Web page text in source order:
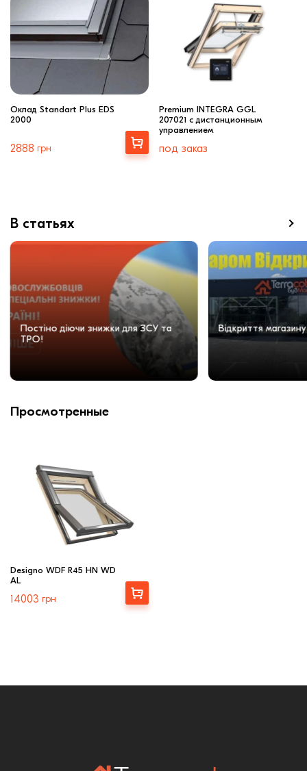
Оклад Standart Plus EDS
2000
2888 грн
Выбрать
Premium INTEGRA GGL
207021 с дистанционным
управлением
под заказ
В статьях
Постіно діючи знижки для ЗСУ та
ТРО!
Відкриття магазину
Просмотренные
Designo WDF R45 HN WD
AL
14003 грн
Выбрать